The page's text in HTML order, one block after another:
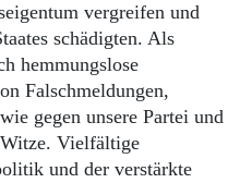
vergreifen und
schädigten. Als
hemmungslose
Falschmeldungen,
gegen unsere Partei und
Vielfältige
und der verstärkte